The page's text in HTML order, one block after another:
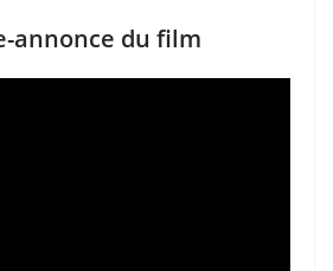
annonce du film